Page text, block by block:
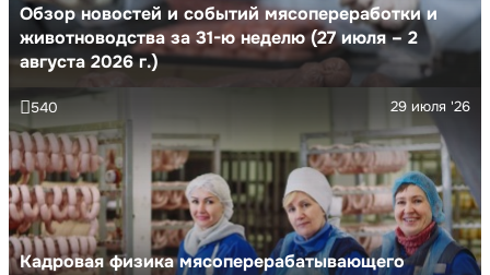
Обзор новостей и событий мясопереработки и
животноводства за 31-ю неделю (27 июля – 2
августа 2026 г.)
Кадровая физика мясоперерабатывающего
29 июля '26
540